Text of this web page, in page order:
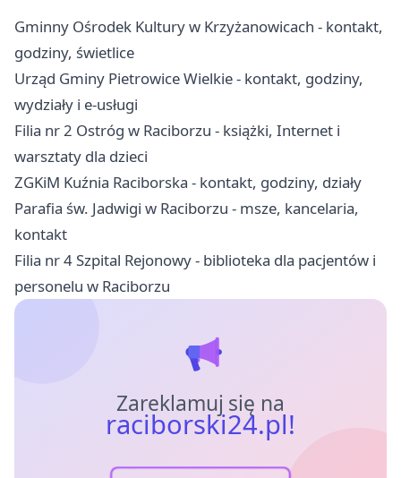
Gminny Ośrodek Kultury w Krzyżanowicach - kontakt,
godziny, świetlice
Urząd Gminy Pietrowice Wielkie - kontakt, godziny,
wydziały i e-usługi
Filia nr 2 Ostróg w Raciborzu - książki, Internet i
warsztaty dla dzieci
ZGKiM Kuźnia Raciborska - kontakt, godziny, działy
Parafia św. Jadwigi w Raciborzu - msze, kancelaria,
kontakt
Filia nr 4 Szpital Rejonowy - biblioteka dla pacjentów i
personelu w Raciborzu
Zareklamuj się na
raciborski24.pl!